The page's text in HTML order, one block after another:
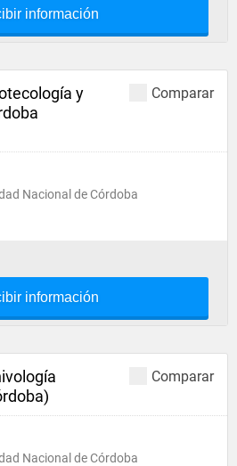
información
Comparar
y
Nacional de Córdoba
información
Comparar
Nacional de Córdoba